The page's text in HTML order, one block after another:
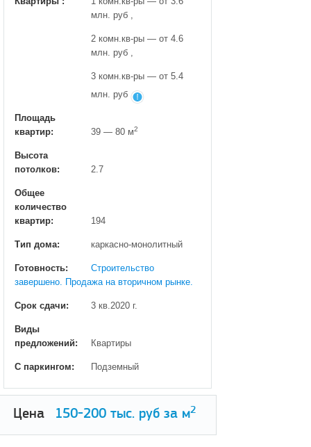
млн. руб ,
2 комн.кв-ры — от 4.6
млн. руб ,
3 комн.кв-ры — от 5.4
млн. руб
Площадь
квартир:
39 — 80 м2
Высота
потолков:
2.7
Общее
количество
квартир:
194
Тип дома: каркасно-монолитный
Готовность:
Строительство
завершено. Продажа на вторичном рынке.
Срок сдачи: 3 кв.2020 г.
Виды
предложений:
Квартиры
С паркингом: Подземный
Цена 150-200 тыс. руб за м2